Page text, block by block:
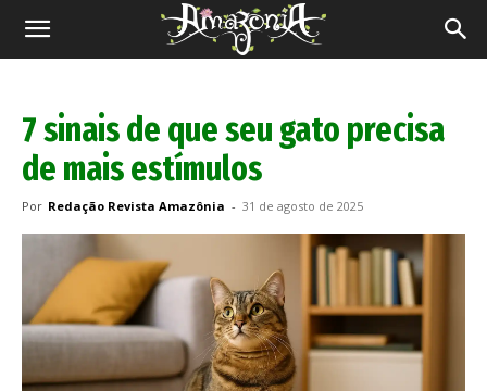
Revista
7 sinais de que seu gato precisa
de mais estímulos
Por Redação Revista Amazônia - 31 de agosto de 2025